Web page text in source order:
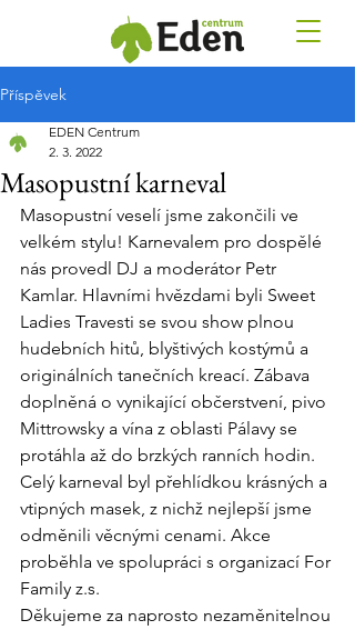
Příspěvek
Masopustní karneval
EDEN Centrum
2. 3. 2022
Masopustní veselí jsme zakončili ve
velkém stylu! Karnevalem pro dospělé
nás provedl DJ a moderátor Petr
Kamlar. Hlavními hvězdami byli Sweet
Ladies Travesti se svou show plnou
hudebních hitů, blyštivých kostýmů a
originálních tanečních kreací. Zábava
doplněná o vynikající občerstvení, pivo
Mittrowsky a vína z oblasti Pálavy se
protáhla až do brzkých ranních hodin.
Celý karneval byl přehlídkou krásných a
vtipných masek, z nichž nejlepší jsme
odměnili věcnými cenami. Akce
proběhla ve spolupráci s organizací For
Family z.s.
Děkujeme za naprosto nezaměnitelnou